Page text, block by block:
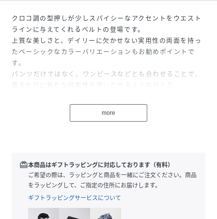
クロコ調の型押しが少しスパイシーなアクセントをウエスト
ラインに与えてくれるベルトの登場です。
上質な美しさと、デイリーに欠かせない実用性の両面を持っ
たベーシックなカラーバリエーションもお勧めポイントで
す。
パンツだけではなく、ワンピースなどとも合わせることで、
着るたびに新たな可能性を見いだせるようなひと品。
サイズ F
品番
NA8354_60431
more
redeem本商品はギフトラッピングに対応しております（有料）
ご希望の際は、ラッピングと商品を一緒にご注文ください。商品
をラッピングして、ご指定の住所にお届けします。
ギフトラッピングサービスについて